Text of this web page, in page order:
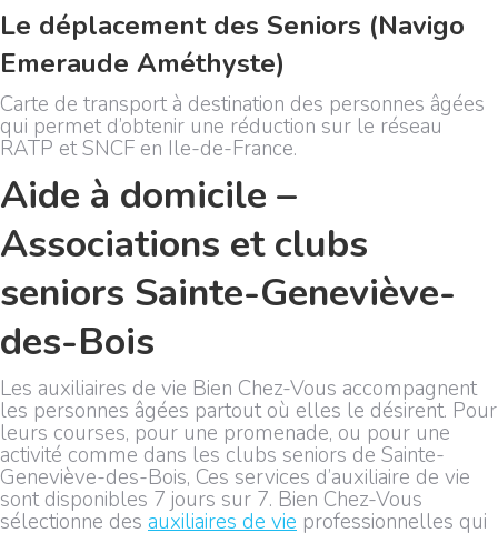
Le déplacement des Seniors (Navigo
Emeraude Améthyste)
Carte de transport à destination des personnes âgées
qui permet d’obtenir une réduction sur le réseau
RATP et SNCF en Ile-de-France.
Aide à domicile –
Associations et clubs
seniors Sainte-Geneviève-
des-Bois
Les auxiliaires de vie Bien Chez-Vous accompagnent
les personnes âgées partout où elles le désirent. Pour
leurs courses, pour une promenade, ou pour une
activité comme dans les clubs seniors de Sainte-
Geneviève-des-Bois, Ces services d’auxiliaire de vie
sont disponibles 7 jours sur 7. Bien Chez-Vous
sélectionne des auxiliaires de vie professionnelles qui